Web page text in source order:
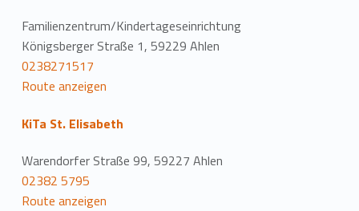
Familienzentrum/Kindertageseinrichtung
Königsberger Straße 1, 59229 Ahlen
0238271517
Route anzeigen
KiTa St. Elisabeth
Warendorfer Straße 99, 59227 Ahlen
02382 5795
Route anzeigen